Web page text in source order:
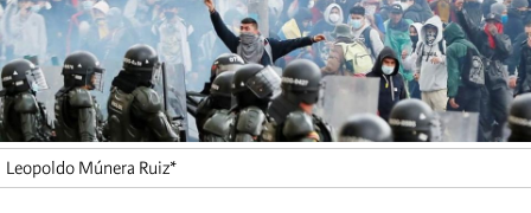
Leopoldo Múnera Ruiz*